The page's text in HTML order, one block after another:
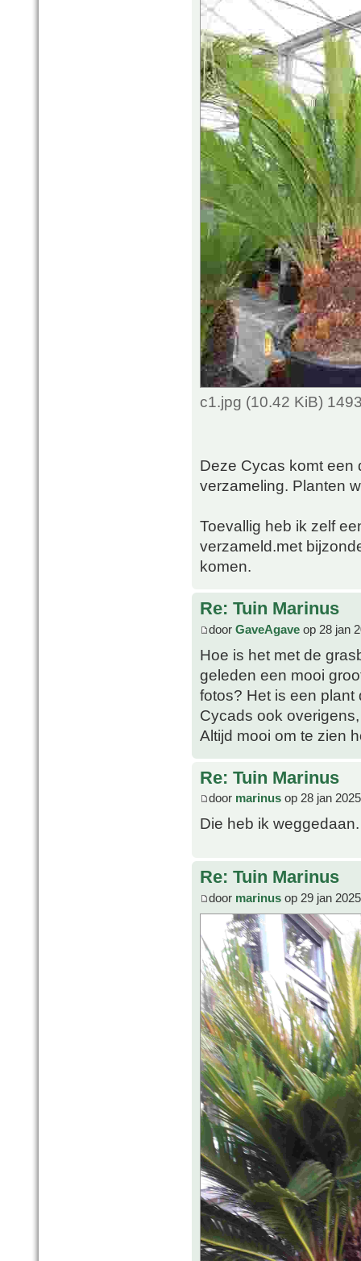
c1.jpg (10.42 KiB)
Deze Cycas komt een
verzameling. Planten
Toevallig heb ik zelf
verzameld.met
komen.
Re: Tuin Marinus
door GaveAgave op 28 jan
Hoe is het met de
geleden een mooi
fotos? Het is een plant
Cycads ook
Altijd mooi om te zien
Re: Tuin Marinus
door marinus op 28 jan
Die heb ik
Re: Tuin Marinus
door marinus op 29 jan